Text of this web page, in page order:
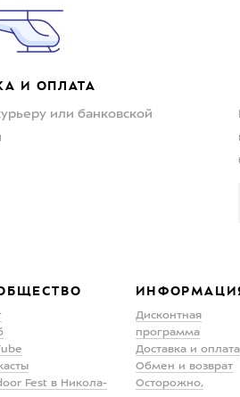
И ОПЛАТА
или банковской
Fest в Никола-
Дисконтная
программа
Доставка и оплата
Обмен и возврат
Осторожно,